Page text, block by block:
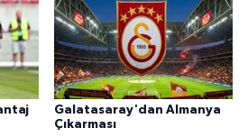
Galatasaray'dan Almanya
Çıkarması